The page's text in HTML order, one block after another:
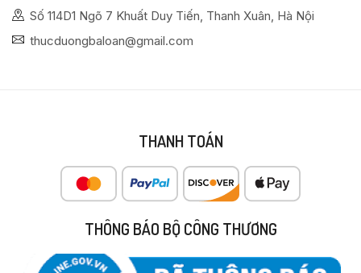
Số 114D1 Ngõ 7 Khuất Duy Tiến, Thanh Xuân, Hà Nội
thucduongbaloan@gmail.com
THANH TOÁN
THÔNG BÁO BỘ CÔNG THƯƠNG